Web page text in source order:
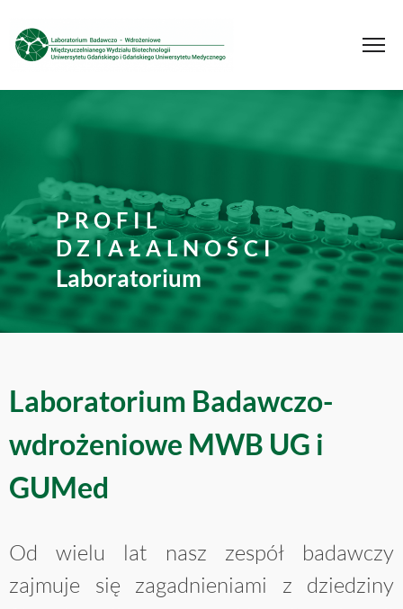
PROFIL
DZIAŁALNOŚCI
Laboratorium
Laboratorium Badawczo-
wdrożeniowe MWB UG i
GUMed
Od wielu lat nasz zespół badawczy
zajmuje się zagadnieniami z dziedziny